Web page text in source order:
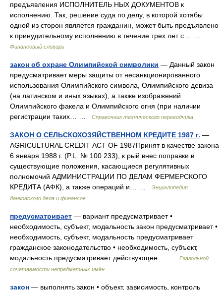
предъявления ИСПОЛНИТЕЛЬ НЫХ ДОКУМЕНТОВ к
исполнению. Так, решение суда по делу, в которой хотябы
одной из сторон является гражданин, может быть предъявлено
к принудительному исполнению в течение трех лет с… …
Финансовый словарь
закон об охране Олимпийской символики — Данный закон
предусматривает меры защиты от несанкционированного
использования Олимпийского символа, Олимпийского девиза
(на латинском и иных языках), а также изображений
Олимпийского факела и Олимпийского огня (при наличии
регистрации таких… …
Справочник технического переводчика
ЗАКОН О СЕЛЬСКОХОЗЯЙСТВЕННОМ КРЕДИТЕ 1987 г. —
AGRICULTURAL CREDIT АСТ OF 1987Принят в качестве закона
6 января 1988 г. (P.L. № 100 233), к рый внес поправки в
существующие положения, касающиеся регулятивных
полномочий АДМИНИСТРАЦИИ ПО ДЕЛАМ ФЕРМЕРСКОГО
КРЕДИТА (АФК), а также операций и… …
Энциклопедия
банковского дела и финансов
предусматривает — вариант предусматривает •
необходимость, субъект, модальность закон предусматривает •
необходимость, субъект, модальность предусматривает
гражданское законодательство • необходимость, субъект,
модальность предусматривает действующее… …
Глагольной
сочетаемости непредметных имён
закон — выполнять закон • объект, зависимость, контроль